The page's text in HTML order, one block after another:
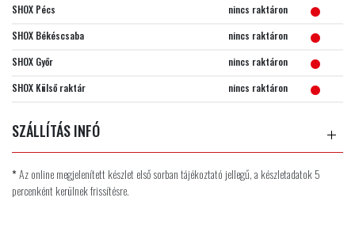
SHOX Pécs
nincs raktáron
SHOX Békéscsaba
nincs raktáron
SHOX Győr
nincs raktáron
SHOX Külső raktár
nincs raktáron
SZÁLLÍTÁS INFÓ
*Az online megjelenített készlet első sorban tájékoztató jellegű, a készletadatok 5
percenként kerülnek frissítésre.